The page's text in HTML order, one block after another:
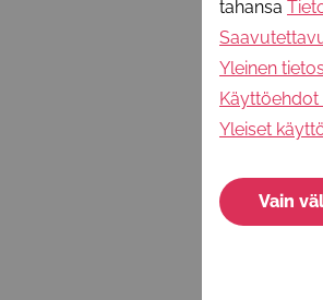
tahansa
Yleinen
Yleiset
Vain